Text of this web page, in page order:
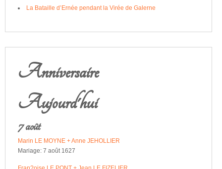
La Bataille d’Ernée pendant la Virée de Galerne
Anniversaire
Aujourd'hui
7 août
Marin LE MOYNE + Anne JEHOLLIER
Mariage: 7 août 1627